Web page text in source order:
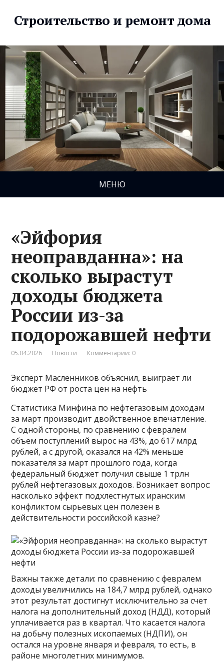
Строительство и ремонт дома
МЕНЮ
«Эйфория
неоправданна»: на
сколько вырастут
доходы бюджета
России из-за
подорожавшей нефти
05.04.2026 Новости Комментарии: 0
Эксперт Масленников объяснил, выиграет ли
бюджет РФ от роста цен на нефть
Статистика Минфина по нефтегазовым доходам
за март производит двойственное впечатление.
С одной стороны, по сравнению с февралем
объем поступлений вырос на 43%, до 617 млрд
рублей, а с другой, оказался на 42% меньше
показателя за март прошлого года, когда
федеральный бюджет получил свыше 1 трлн
рублей нефтегазовых доходов. Возникает вопрос:
насколько эффект подхлестнутых иранским
конфликтом сырьевых цен полезен в
действительности российской казне?
Важны также детали: по сравнению с февралем
доходы увеличились на 184,7 млрд рублей, однако
этот результат достигнут исключительно за счет
налога на дополнительный доход (НДД), который
уплачивается раз в квартал. Что касается налога
на добычу полезных ископаемых (НДПИ), он
остался на уровне января и февраля, то есть, в
районе многолетних минимумов.